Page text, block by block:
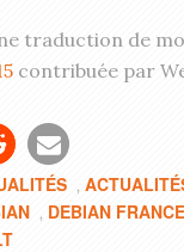
traduction de
contribuée par
,
, DEBIAN FRANCE